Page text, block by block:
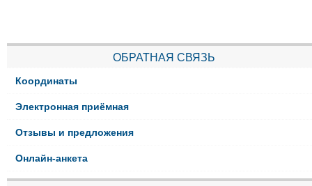
ОБРАТНАЯ СВЯЗЬ
Координаты
Электронная приёмная
Отзывы и предложения
Онлайн-анкета